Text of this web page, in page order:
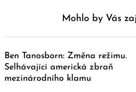
Mohlo by Vás
Ben Tanosborn: Změna režimu.
Selhávající americká zbraň
mezinárodního klamu